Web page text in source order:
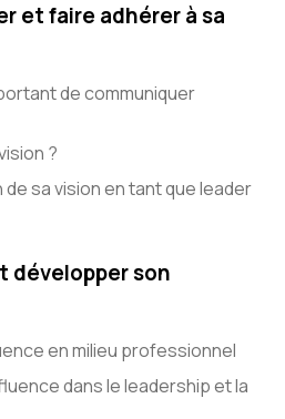
et faire adhérer à sa
de communiquer
?
sa vision en tant que leader
développer son
en milieu professionnel
dans le leadership et la